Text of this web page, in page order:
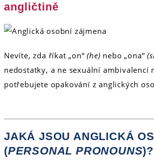
angličtině
Nevíte, zda říkat „on“(he) nebo „ona“
nedostatky, a ne sexuální ambivalencí
potřebujete opakování z anglických
JAKÁ JSOU ANGLICKÁ
(PERSONAL PRONOUNS)?